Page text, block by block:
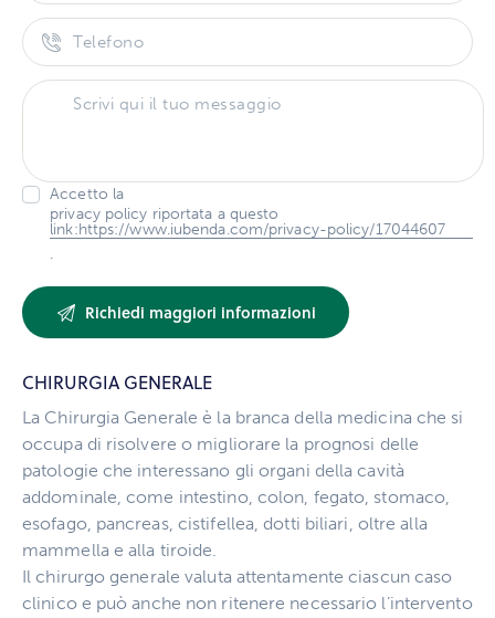
Accetto la
privacy policy riportata a questo
link:https://www.iubenda.com/privacy-policy/17044607
.
CHIRURGIA GENERALE
La Chirurgia Generale è la branca della medicina che si
occupa di risolvere o migliorare la prognosi delle
patologie che interessano gli organi della cavità
addominale, come intestino, colon, fegato, stomaco,
esofago, pancreas, cistifellea, dotti biliari, oltre alla
mammella e alla tiroide.
Il chirurgo generale valuta attentamente ciascun caso
clinico e può anche non ritenere necessario l’intervento